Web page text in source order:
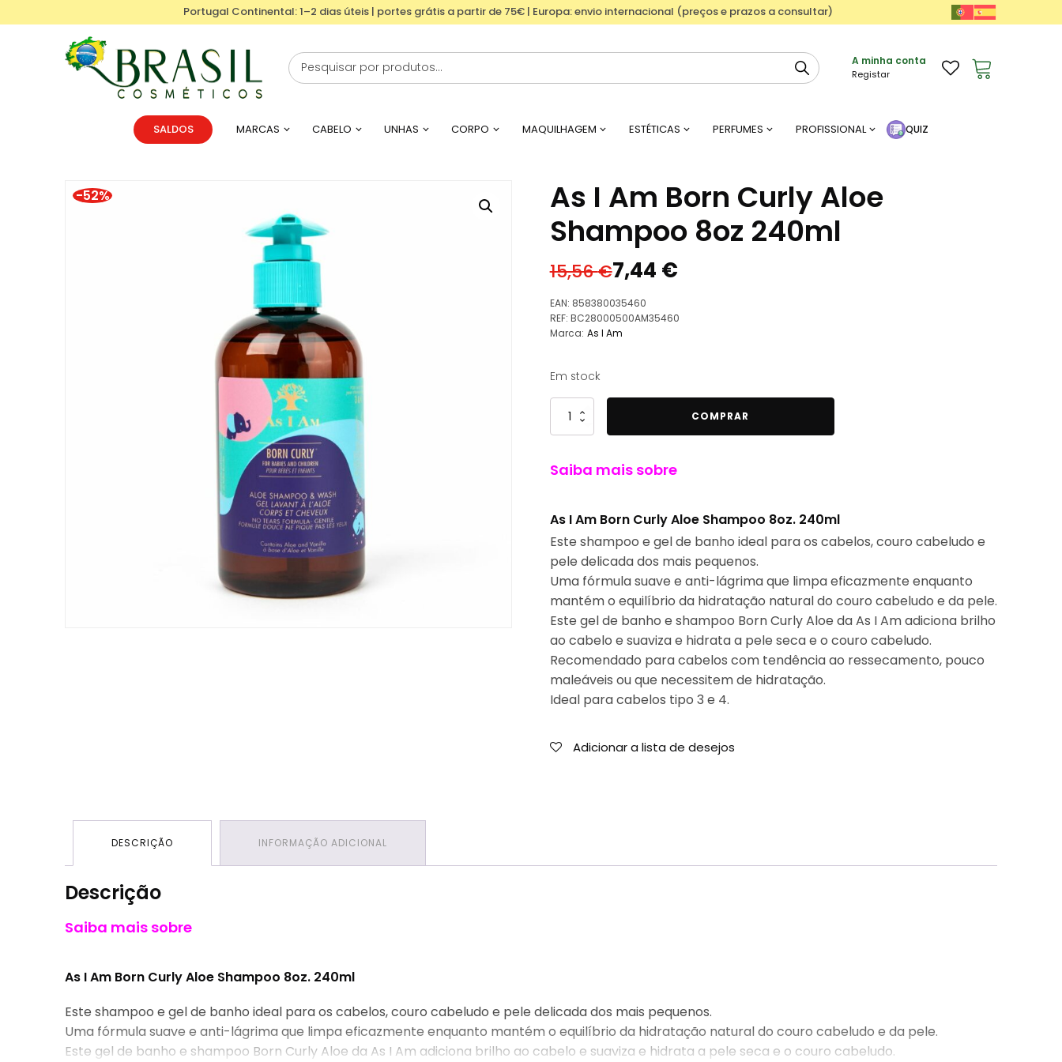
Portugal Continental: 1–2 dias úteis | portes grátis a partir de 75€ | Europa: envio internacional (preços e prazos a consultar)
A minha conta
Registar
SALDOS MARCAS CABELO UNHAS CORPO MAQUILHAGEM ESTÉTICAS PERFUMES PROFISSIONAL QUIZ
-52%
As I Am Born Curly Aloe
Shampoo 8oz 240ml
15,56€
O
preço
original
era:
7,44 €
O
preço
atual
é:
EAN: 858380035460
REF: BC28000500AM35460
Marca: As I Am
Em stock
Quantidade
de
I
Curly
Aloe
Shampoo
8oz
240ml
COMPRAR
Saiba mais sobre
As I Am Born Curly Aloe Shampoo 8oz. 240ml
Este shampoo e gel de banho ideal para os cabelos, couro cabeludo e
pele delicada dos mais pequenos.
Uma fórmula suave e anti-lágrima que limpa eficazmente enquanto
mantém o equilíbrio da hidratação natural do couro cabeludo e da pele.
Este gel de banho e shampoo Born Curly Aloe da As I Am adiciona brilho
ao cabelo e suaviza e hidrata a pele seca e o couro cabeludo.
Recomendado para cabelos com tendência ao ressecamento, pouco
maleáveis ou que necessitem de hidratação.
Ideal para cabelos tipo 3 e 4.
Adicionar a lista de desejos
DESCRIÇÃO INFORMAÇÃO ADICIONAL
Descrição
Saiba mais sobre
As I Am Born Curly Aloe Shampoo 8oz. 240ml
Este shampoo e gel de banho ideal para os cabelos, couro cabeludo e pele delicada dos mais pequenos.
Uma fórmula suave e anti-lágrima que limpa eficazmente enquanto mantém o equilíbrio da hidratação natural do couro cabeludo e da pele.
Este gel de banho e shampoo Born Curly Aloe da As I Am adiciona brilho ao cabelo e suaviza e hidrata a pele seca e o couro cabeludo.